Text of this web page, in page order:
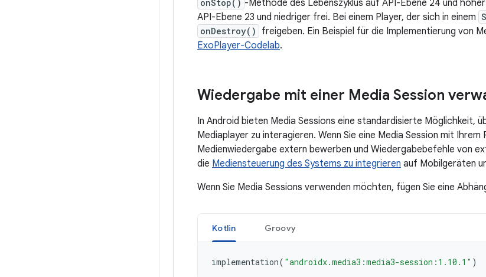
onStop() -Methode des Lebenszyklus auf API-Ebene 24 und
API-Ebene 23 und niedriger frei. Bei einem Player, der sich in einem
onDestroy()
freigeben. Ein Beispiel für die Implementierung von
ExoPlayer-Codelab.
Wiedergabe mit einer Media Session
In Android bieten Media Sessions eine standardisierte Möglichkeit,
Mediaplayer zu interagieren. Wenn Sie eine Media Session mit Ihrem
Medienwiedergabe extern bewerben und Wiedergabebefehle von
die Mediensteuerung des Systems zu integrieren auf Mobilgeräten
Wenn Sie Media Sessions verwenden möchten, fügen Sie eine
Kotlin Groovy
implementation( "androidx.media3:media3-session:1.10.1" )